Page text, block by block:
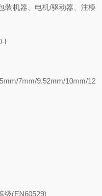
装机器、电机/驱动器、注模
I
7mm/9.52mm/10mm/12
级(EN60529)